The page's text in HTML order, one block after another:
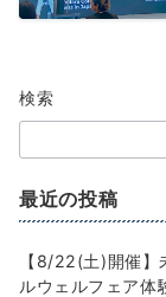
検索
最近の投稿
【8/22(土)開催】
ルウェルフェア